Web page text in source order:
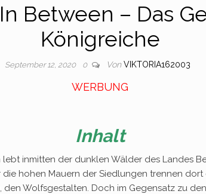
Between – Das
Königreiche
September 12, 2020 0 Von VIKTORIA162003
WERBUNG
Inhalt
lebt inmitten der dunklen Wälder des Landes
hohen Mauern der Siedlungen trennen
den Wolfsgestalten. Doch im Gegensatz zu